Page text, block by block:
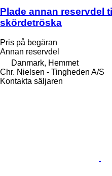
Plade annan reservdel
skördetröska
Pris på begäran
Annan reservdel
Danmark, Hemmet
Chr. Nielsen - Tingheden A/S
Kontakta säljaren